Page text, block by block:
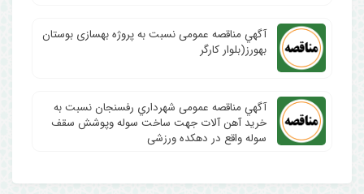
آگهي مناقصه عمومی نسبت به پروژه بهسازی بوستان
بهورز(بلوار کارگر
آگهي مناقصه عمومی شهرداري رفسنجان نسبت به
خرید آهن آلات جهت ساخت سوله وپوشش سقف
سوله واقع در دهکده ورزشی